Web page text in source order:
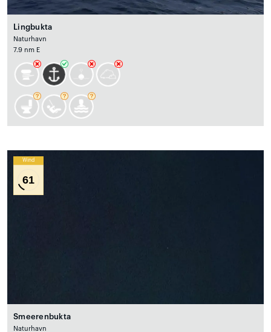
Lingbukta
Naturhavn
7.9 nm E
Wind
61
Smeerenbukta
Naturhavn